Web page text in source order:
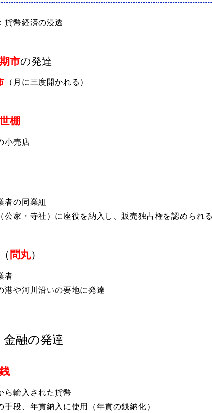
貨幣経済の浸透
市の発達
（月に三度開かれる）
棚
小売店
者の同業組
公家・寺社）に座役を納入し、販売独占権を認められる
（ 問丸）
者
港や河川沿いの要地に発達
金融の発達
ら輸入された貨幣
手段、年貢納入に使用（年貢の銭納化）